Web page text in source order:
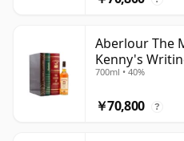
Aberlour The
Kenny's
700ml • 40%
￥70,800 ?